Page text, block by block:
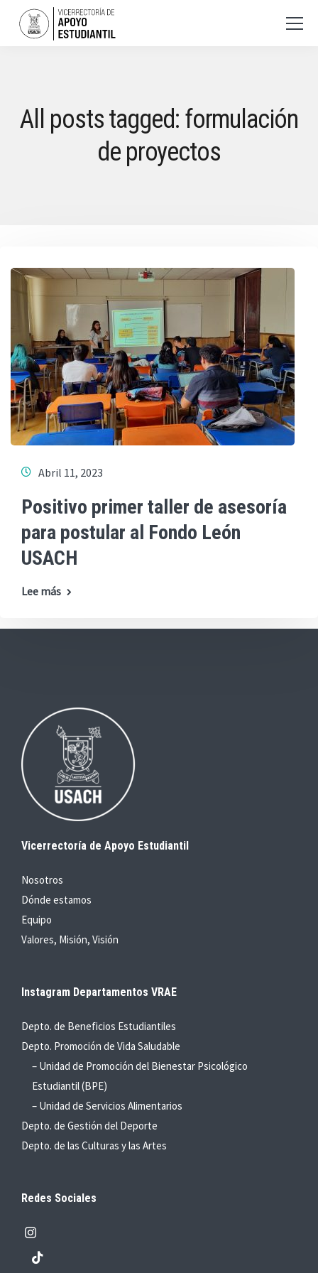
All posts tagged: formulación
de proyectos
Abril 11, 2023
Positivo primer taller de asesoría
para postular al Fondo León
USACH
Lee más
Vicerrectoría de Apoyo Estudiantil
Nosotros
Dónde estamos
Equipo
Valores, Misión, Visión
Instagram Departamentos VRAE
Depto. de Beneficios Estudiantiles
Depto. Promoción de Vida Saludable
– Unidad de Promoción del Bienestar Psicológico
Estudiantil (BPE)
– Unidad de Servicios Alimentarios
Depto. de Gestión del Deporte
Depto. de las Culturas y las Artes
Redes Sociales